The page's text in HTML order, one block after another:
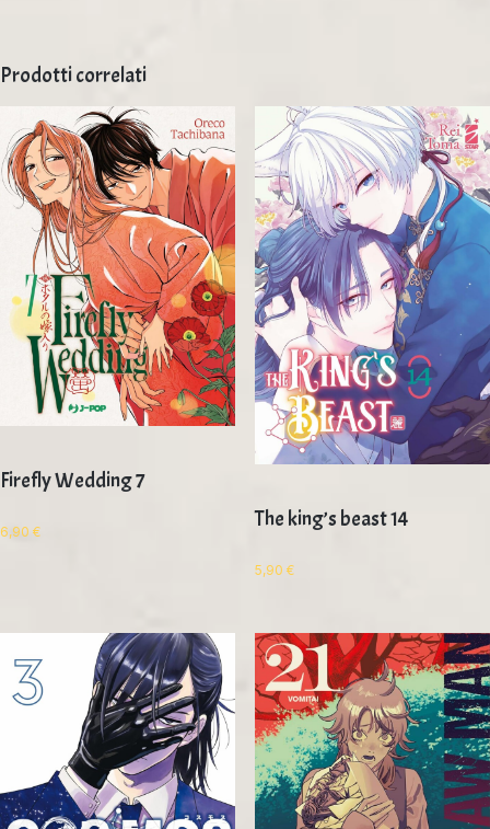
Prodotti correlati
Firefly Wedding 7
6,90 € The king’s beast 14
5,90 €